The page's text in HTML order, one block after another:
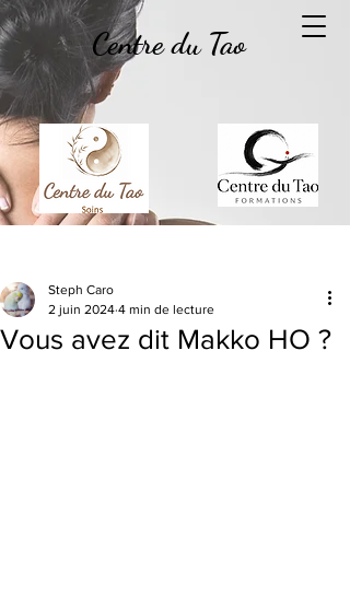
Centre du Tao
Vous avez dit Makko HO ?
Steph Caro
2 juin 2024 4 min de lecture